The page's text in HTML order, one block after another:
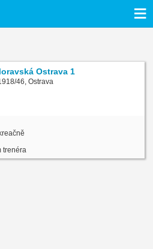
≡
Ostrava 1
46, Ostrava
trenéra